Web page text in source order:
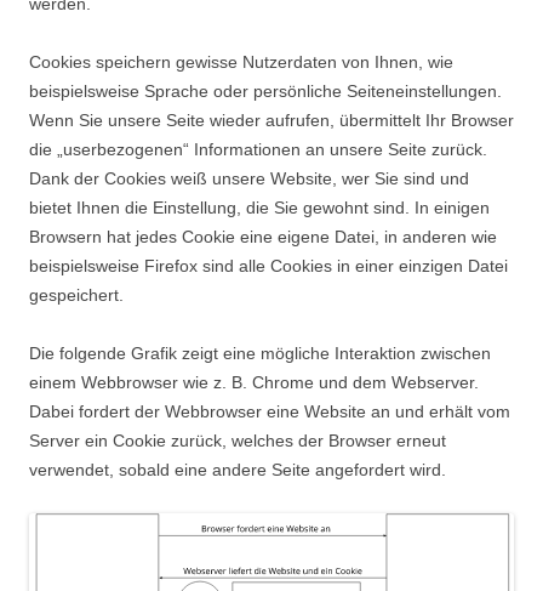
Cookies speichern gewisse Nutzerdaten von Ihnen, wie
beispielsweise Sprache oder persönliche Seiteneinstellungen.
Wenn Sie unsere Seite wieder aufrufen, übermittelt Ihr Browser
die „userbezogenen“ Informationen an unsere Seite zurück.
Dank der Cookies weiß unsere Website, wer Sie sind und
bietet Ihnen die Einstellung, die Sie gewohnt sind. In einigen
Browsern hat jedes Cookie eine eigene Datei, in anderen wie
beispielsweise Firefox sind alle Cookies in einer einzigen Datei
gespeichert.
Die folgende Grafik zeigt eine mögliche Interaktion zwischen
einem Webbrowser wie z. B. Chrome und dem Webserver.
Dabei fordert der Webbrowser eine Website an und erhält vom
Server ein Cookie zurück, welches der Browser erneut
verwendet, sobald eine andere Seite angefordert wird.